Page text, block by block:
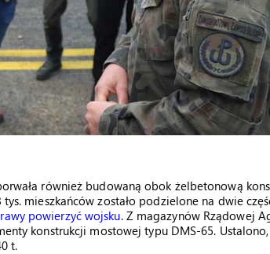
również budowaną obok żelbetonową
mieszkańców zostało podzielone na dwie
powierzyć wojsku. Z magazynów Rządowej
konstrukcji mostowej typu DMS-65.
t.